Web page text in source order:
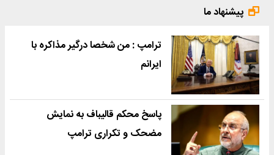
پیشنهاد ما
ترامپ : من شخصا درگیر مذاکره با
ایرانم
پاسخ محکم قالیباف به نمایش
مضحک و تکراری ترامپ